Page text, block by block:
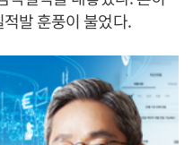
발 훈풍이 불었다.